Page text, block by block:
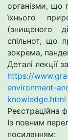
організми, що
їхнього
(знищеного
спільнот, що
зокрема,
Деталі лекції
https://
environment-
knowledge.html
Реєстраційна
Із повним
посиланням: